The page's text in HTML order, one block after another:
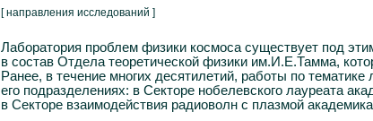
[ направления исследований ]
Лаборатория проблем физики космоса существует под
в состав Отдела теоретической физики им.И.Е.Тамма,
Ранее, в течение многих десятилетий, работы по
его подразделениях: в Секторе нобелевского лауреата
в Секторе взаимодействия радиоволн с плазмой